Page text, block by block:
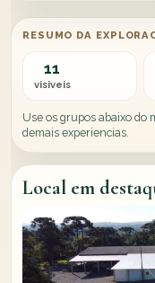
RESUMO DA
11
visiveis
Use os grupos abaixo do
demais experiencias.
Local em